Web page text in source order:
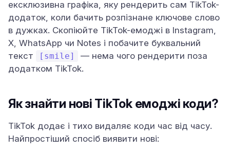
ексклюзивна графіка, яку рендерить сам TikTok-
додаток, коли бачить розпізнане ключове слово
в дужках. Скопіюйте TikTok-емоджі в Instagram,
X, WhatsApp чи Notes і побачите буквальний
текст
[smile]
— нема чого рендерити поза
додатком TikTok.
Як знайти нові TikTok емоджі коди?
TikTok додає і тихо видаляє коди час від часу.
Найпростіший спосіб виявити нові: